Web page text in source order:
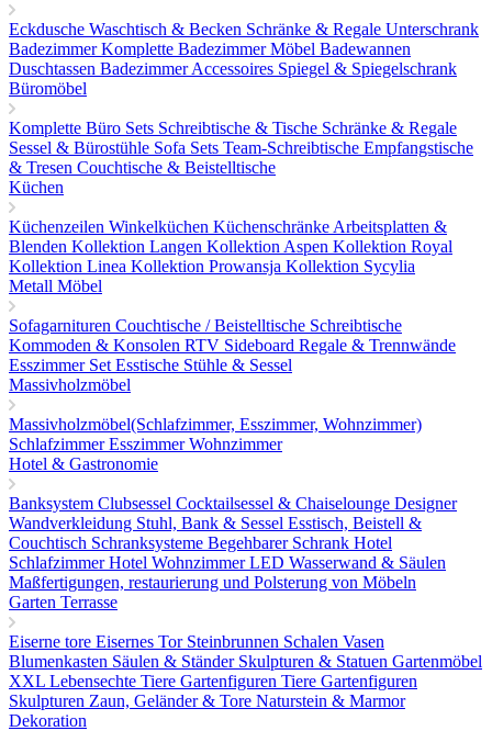
Eckdusche Waschtisch & Becken Schränke & Regale Unterschrank
BadezimmerKomplette Badezimmer Möbel Badewannen
Duschtassen Badezimmer Accessoires Spiegel & Spiegelschrank
Büromöbel
Komplette Büro Sets Schreibtische & Tische Schränke & Regale
Sessel & Bürostühle Sofa Sets Team-Schreibtische Empfangstische
& Tresen Couchtische & Beistelltische
Küchen
Küchenzeilen Winkelküchen Küchenschränke Arbeitsplatten &
Blenden Kollektion Langen Kollektion Aspen Kollektion Royal
Kollektion Linea Kollektion Prowansja Kollektion Sycylia
Metall Möbel
Sofagarnituren Couchtische / Beistelltische Schreibtische
Kommoden & Konsolen RTV Sideboard Regale & Trennwände
Esszimmer Set Esstische Stühle & Sessel
Massivholzmöbel
Massivholzmöbel(Schlafzimmer, Esszimmer, Wohnzimmer)
SchlafzimmerEsszimmerWohnzimmer
Hotel & Gastronomie
Banksystem Clubsessel Cocktailsessel & Chaiselounge Designer
Wandverkleidung Stuhl, Bank & Sessel Esstisch, Beistell &
Couchtisch Schranksysteme Begehbarer Schrank Hotel
SchlafzimmerHotel WohnzimmerLED Wasserwand & Säulen
Maßfertigungen, restaurierung und Polsterung von Möbeln
Garten Terrasse
Eiserne tore Eisernes Tor Steinbrunnen Schalen Vasen
Blumenkasten Säulen & Ständer Skulpturen & Statuen Gartenmöbel
XXL Lebensechte Tiere Gartenfiguren Tiere Gartenfiguren
Skulpturen Zaun, Geländer & Tore Naturstein & Marmor
Dekoration